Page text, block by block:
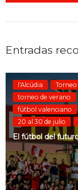
Entradas
l'Alcúdia Torneo
torneo de verano
fútbol valenciano
20 al 30 de julio
El fútbol del